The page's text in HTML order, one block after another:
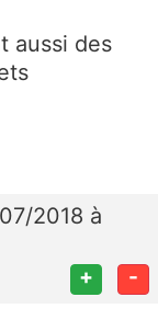
aussi des
2018 à
+ -